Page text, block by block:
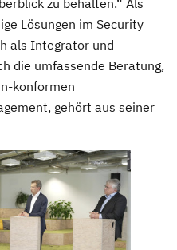
zu behalten.“ Als
Lösungen im Security
als Integrator und
die umfassende Beratung,
konformen
gehört aus seiner